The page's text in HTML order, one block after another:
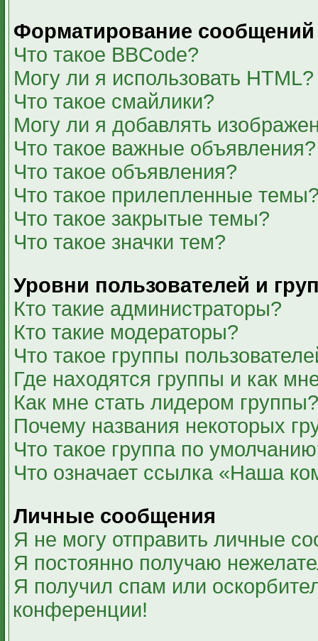
Форматирование
Что такое BBCode?
Могу ли я использовать HTML?
Что такое смайлики?
Могу ли я добавлять
Что такое важные объявления?
Что такое объявления?
Что такое прилепленные
Что такое закрытые темы?
Что такое значки тем?
Уровни пользователей и
Кто такие администраторы?
Кто такие модераторы?
Что такое группы
Где находятся группы и как
Как мне стать лидером группы?
Почему названия некоторых
Что такое группа по
Что означает ссылка «Наша
Личные сообщения
Я не могу отправить личные
Я постоянно получаю
Я получил спам или
конференции!